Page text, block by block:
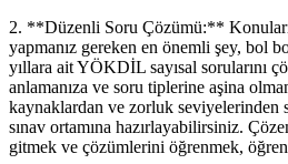
2. **Düzenli Soru Çözümü:**
yapmanız gereken en önemli şey, bol
yıllara ait YÖKDİL sayısal sorularını
anlamanıza ve soru tiplerine aşina
kaynaklardan ve zorluk seviyelerinden
sınav ortamına hazırlayabilirsiniz.
gitmek ve çözümlerini öğrenmek,